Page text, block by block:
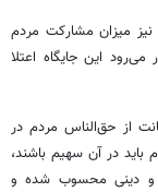
میزان مشارکت مردم
این جایگاه اعتلا
معاون سیاسی، امنیتی و اجتماعی استان اردبیل به صیانت از حق‌‎الناس مردم در
در آن سهیم باشند،
و دینی محسوب شده و